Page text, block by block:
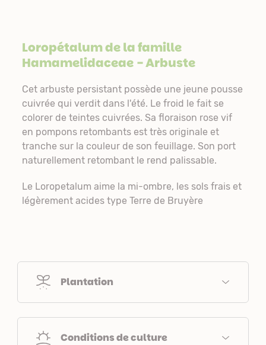
Loropétalum de la famille
Hamamelidaceae- Arbuste
Cet arbuste persistant possède une jeune pousse
cuivrée qui verdit dans l'été. Le froid le fait se
colorer de teintes cuivrées. Sa floraison rose vif
en pompons retombants est très originale et
tranche sur la couleur de son feuillage. Son port
naturellement retombant le rend palissable.
Le Loropetalum aime la mi-ombre, les sols frais et
légèrement acides type Terre de Bruyère
Plantation
Conditions de culture